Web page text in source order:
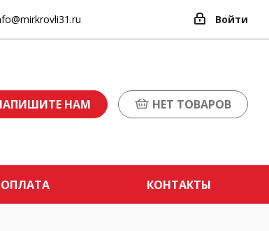
Войти
НАМ НЕТ ТОВАРОВ
КОНТАКТЫ